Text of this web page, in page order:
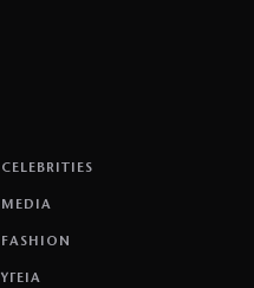
CELEBRITIES
MEDIA
FASHION
ΥΓΕΙΑ